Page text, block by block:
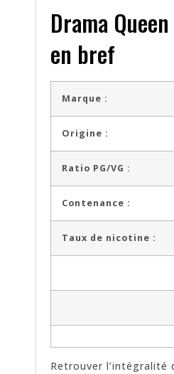
Drama
en bref
Marque :
Origine :
Ratio PG/VG :
Contenance :
Taux de nicotine :
Retrouver l’intégralité